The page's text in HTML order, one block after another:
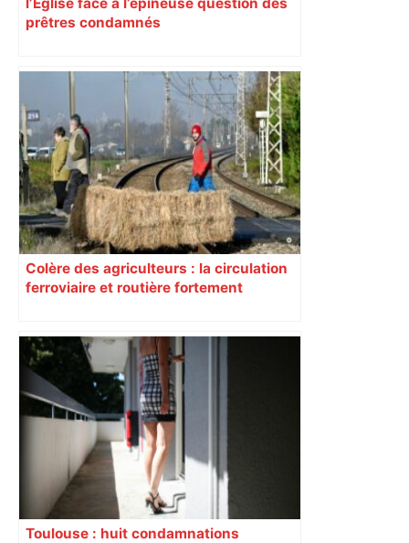
prêtres condamnés
Colère des agriculteurs : la circulation
ferroviaire et routière fortement
Toulouse : huit condamnations